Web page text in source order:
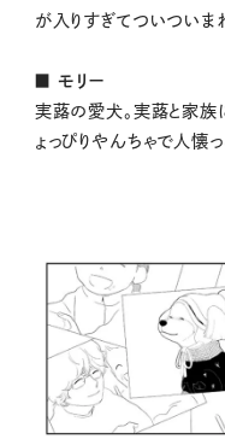
が入りすぎてついついま
■ モリー
実蕗の愛犬。実蕗と家族
ょっぴりやんちゃで人懐っ